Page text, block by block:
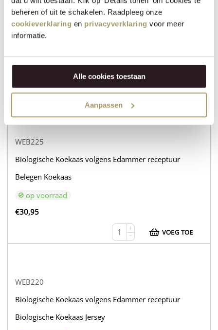
beheren of uit te schakelen. Raadpleeg onze
cookieverklaring en privacyverklaring voor meer
informatie.
Alle cookies toestaan
Aanpassen
Biologische Koekaas volgens Edammer receptuur
Belegen Geitenkaas
op voorraad
+
−
VOEG TOE
WEB225
Biologische Koekaas volgens Edammer receptuur
Belegen Koekaas
op voorraad
€30,95
+
−
VOEG TOE
WEB220
Biologische Koekaas volgens Edammer receptuur
Biologische Koekaas Jersey